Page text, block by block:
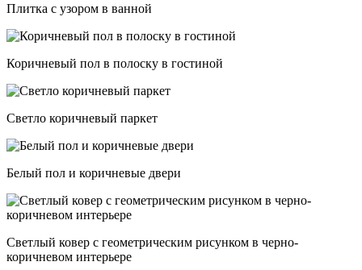
Плитка с узором в ванной
Коричневый пол в полоску в гостиной
Светло коричневый паркет
Белый пол и коричневые двери
Светлый ковер с геометрическим рисунком в черно-
коричневом интерьере